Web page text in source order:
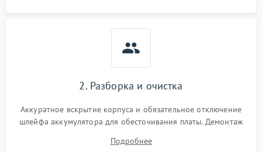
2. Разборка и очистка
Аккуратное вскрытие корпуса и обязательное отключение
шлейфа аккумулятора для обесточивания платы. Демонтаж
высохшей термопасты с кристаллов чипов.
Подробнее